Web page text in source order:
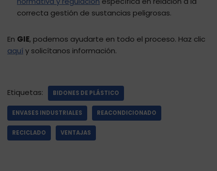
correcta gestión de sustancias peligrosas.
En GIE, podemos ayudarte en todo el proceso. Haz clic
aquíy solicítanos información.
Etiquetas: BIDONES DE PLÁSTICO
ENVASES INDUSTRIALES REACONDICIONADO
RECICLADO VENTAJAS